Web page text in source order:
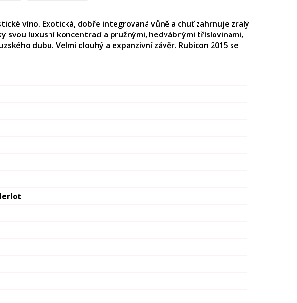
víno. Exotická, dobře integrovaná vůně a chuť zahrnuje zralý
svou luxusní koncentrací a pružnými, hedvábnými tříslovinami,
dubu. Velmi dlouhý a expanzivní závěr. Rubicon 2015 se